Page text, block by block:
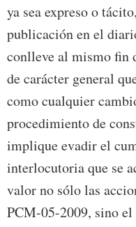
ya sea expreso o
publicación en el
conlleve al mismo fin
de carácter general
como cualquier
procedimiento de
implique evadir el
interlocutoria que se
valor no sólo las
PCM-05-2009, sino